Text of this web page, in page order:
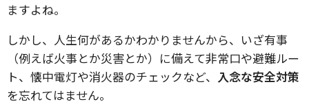
ますよね。
しかし、人生何があるかわかりませんから、いざ有事
（例えば火事とか災害とか）に備えて非常口や避難ルー
ト、懐中電灯や消火器のチェックなど、 入念な安全対策
を忘れてはません。